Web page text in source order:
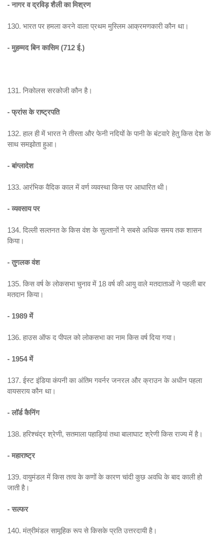
- नागर व द्रविड़ शैली का मिश्रण
130. भारत पर हमला करने वाला प्रथम मुस्लिम आक्रमणकारी कौन था।
- मुहम्मद बिन कासिम (712 ई.)
131. निकोलस सरकोजी कौन है।
- फ्रांस के राष्ट्रपति
132. हाल ही में भारत ने तीस्ता और फेनी नदियों के पानी के बंटवारे हेतु किस देश के
साथ समझोता हुआ।
- बांग्लादेश
133. आरंभिक वैदिक काल में वर्ण व्यवस्था किस पर आधारित थी।
- व्यवसाय पर
134. दिल्ली सल्तनत के किस वंश के सुल्तानों ने सबसे अधिक समय तक शासन
किया।
- तुगलक वंश
135. किस वर्ष के लोकसभा चुनाव में 18 वर्ष की आयु वाले मतदाताओं ने पहली बार
मतदान किया।
- 1989 में
136. हाउस ऑफ द पीपल को लोकसभा का नाम किस वर्ष दिया गया।
- 1954 में
137. ईस्ट इंडिया कंपनी का अंतिम गवर्नर जनरल और क्राउन के अधीन पहला
वायसराय कौन था।
- लॉर्ड कैनिंग
138. हरिश्चंद्र श्रेणी, सतमाला पहाड़ियां तथा बालाघाट श्रेणी किस राज्य में है।
- महाराष्ट्र
139. वायुमंडल में किस तत्व के कणों के कारण चांदी कुछ अवधि के बाद काली हो
जाती है।
- सल्फर
140. मंत्रीमंडल सामूहिक रूप से किसके प्रति उत्तरदायी है।